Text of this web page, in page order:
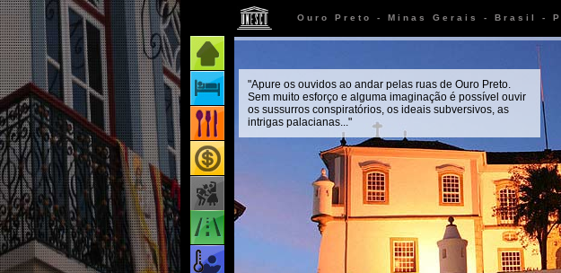
Ouro Preto - Minas Gerais - Brasil -
Página inicial
Onde ficar
Onde comer
Onde comprar
Como chegar
Quando ir
"Apure os ouvidos ao andar pelas ruas de Ouro Preto.
Sem muito esforço e alguma imaginação é possível ouvir
os sussurros conspiratórios, os ideais subversivos, as
intrigas palacianas..."